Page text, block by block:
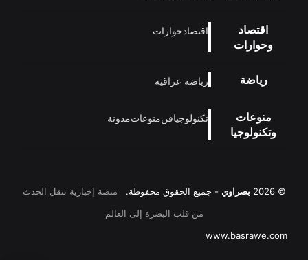
اقتصاد
وحوارات
اقتصادحوارات
رياضة رياضة عراقية
منوعات
وتكنولوجيا
تكنولوجيافنمنوعاتمدونة
© 2026 بصراوي - جميع الحقوق محفوظة.
منصة إخبارية تنقل الحدث
من قلب البصرة إلى العالم
www.basrawe.com